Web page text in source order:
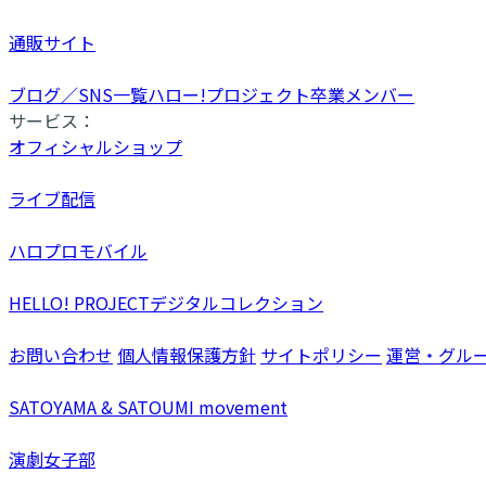
通販サイト
ブログ／SNS一覧ハロー!プロジェクト卒業メンバー
サービス：
オフィシャルショップ
ライブ配信
ハロプロモバイル
HELLO! PROJECTデジタルコレクション
お問い合わせ 個人情報保護方針 サイトポリシー 運営・グル
SATOYAMA & SATOUMI movement
演劇女子部